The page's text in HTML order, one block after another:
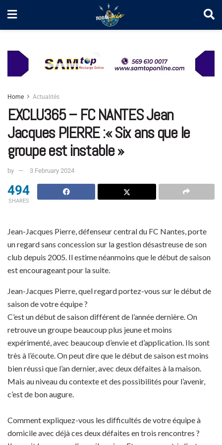
Home Actualités
EXCLU365 – FC NANTES Jean
Jacques PIERRE :« Six ans que le
groupe est instable »
by 3 February 2024
494
SHARES
Jean-Jacques Pierre, défenseur central du FC Nantes, porte
un regard sans concession sur la gestion désastreuse de son
club depuis 2005. Il estime néanmoins que le début de saison
est encourageant pour la suite.
Jean-Jacques Pierre, quel regard portez-vous sur le début de
saison de votre équipe ?
C’est un début de saison différent de l’année dernière. On
retrouve un groupe beaucoup plus jeune et moins
expérimenté, avec beaucoup d’envie et d’application. Ils sont
très à l’écoute. On peut dire que le début de saison est moins
bien réussi que l’an dernier, avec deux défaites à la maison.
Mais au niveau du contexte et des possibilités pour l’avenir,
c’est de bon augure.
Comment expliquez-vous les difficultés de votre équipe à
domicile avec déjà ces deux défaites en trois rencontres ?